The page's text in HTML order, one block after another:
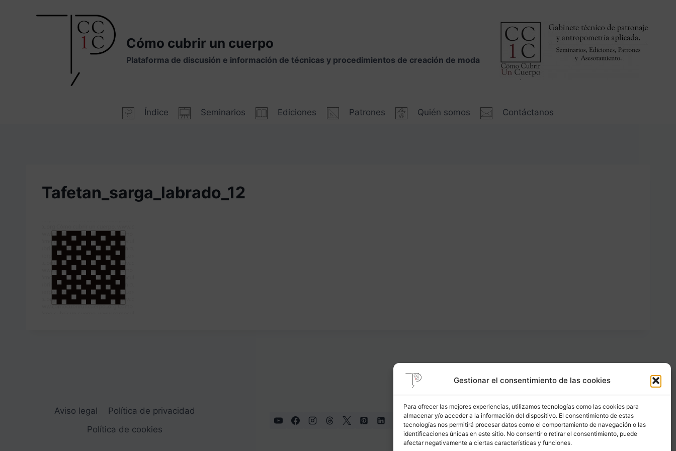
Gestionar el consentimiento de las cookies
Para ofrecer las mejores experiencias, utilizamos tecnologías como las cookies para
almacenar y/o acceder a la información del dispositivo. El consentimiento de estas
tecnologías nos permitirá procesar datos como el comportamiento de navegación o las
identificaciones únicas en este sitio. No consentir o retirar el consentimiento, puede
afectar negativamente a ciertas características y funciones.
Cómo cubrir un cuerpo
Plataforma de discusión e información de técnicas y procedimientos de creación de moda
Índice Seminarios Ediciones Patrones Quién somos Contáctanos
Tafetan_sarga_labrado_12
Aviso legal
Política de privacidad
Política de cookies
Carrer Provença, 183
Tel& Whatsapp
+34 - 683 23 53 59